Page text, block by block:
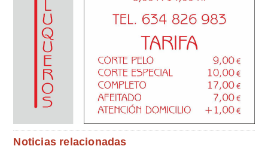
Noticias relacionadas